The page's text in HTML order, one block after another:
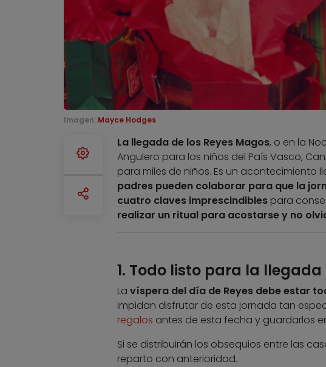
Imagen: Mayce Hodges
La llegada de los Reyes Magos, o en la
Angulero para los niños del País Vasco,
para miles de niños. Es un acontecimiento
padres pueden colaborar para que la
cuatro claves imprescindiblespara
realizar un ritual para acostarse y no
1. Todo listo para la llegada
La víspera del día de Reyes debe estar
impidan disfrutar de esta jornada tan
regalos antes de esta fecha y guardarlos
Si se distribuirán los obsequios entre las
reparto con anterioridad.